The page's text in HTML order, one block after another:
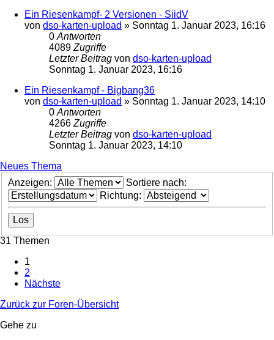
Ein Riesenkampf- 2 Versionen - SiidV
von dso-karten-upload » Sonntag 1. Januar 2023, 16:16
0Antworten
4089Zugriffe
Letzter Beitrag von dso-karten-upload
Sonntag 1. Januar 2023, 16:16
Ein Riesenkampf - Bigbang36
von dso-karten-upload » Sonntag 1. Januar 2023, 14:10
0Antworten
4266Zugriffe
Letzter Beitrag von dso-karten-upload
Sonntag 1. Januar 2023, 14:10
Neues Thema
Anzeigen:
Sortiere nach:
Richtung:
31 Themen
1
2
Nächste
Zurück zur Foren-Übersicht
Gehe zu